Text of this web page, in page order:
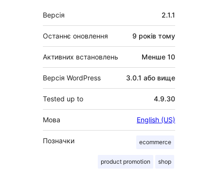
Мета
Версія 2.1.1
Останнє оновлення 9 років тому
Активних встановлень Менше 10
Версія WordPress 3.0.1 або вище
Tested up to 4.9.30
Мова English (US)
Позначки ecommerce
product promotion shop